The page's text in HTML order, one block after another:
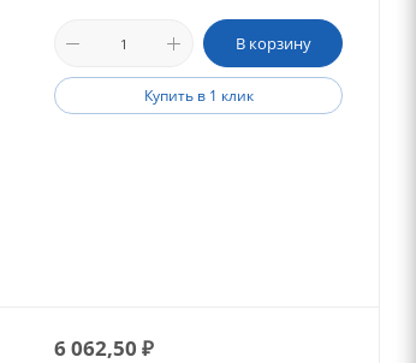
В корзину
Купить в 1 клик
6 062,50 ₽